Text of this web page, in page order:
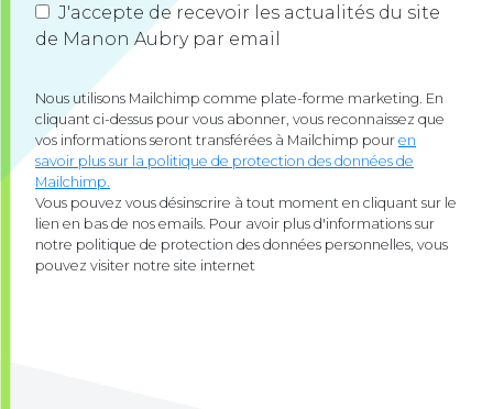
J'accepte de recevoir les actualités du site
de Manon Aubry par email
Nous utilisons Mailchimp comme plate-forme marketing. En
cliquant ci-dessus pour vous abonner, vous reconnaissez que
vos informations seront transférées à Mailchimp pour en
savoir plus sur la politique de protection des données de
Mailchimp.
Vous pouvez vous désinscrire à tout moment en cliquant sur le
lien en bas de nos emails. Pour avoir plus d'informations sur
notre politique de protection des données personnelles, vous
pouvez visiter notre site internet